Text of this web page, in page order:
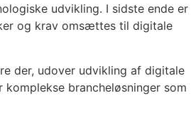
udvikling. I sidste ende er
og krav omsættes til digitale
der, udover udvikling af digitale
brancheløsninger som